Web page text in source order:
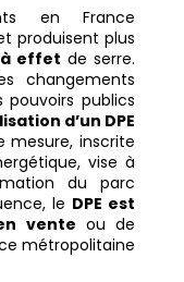
en France
produisent plus
à effet de serre.
changements
pouvoirs publics
d’un DPE
mesure, inscrite
vise à
du parc
le DPE est
vente ou de
métropolitaine